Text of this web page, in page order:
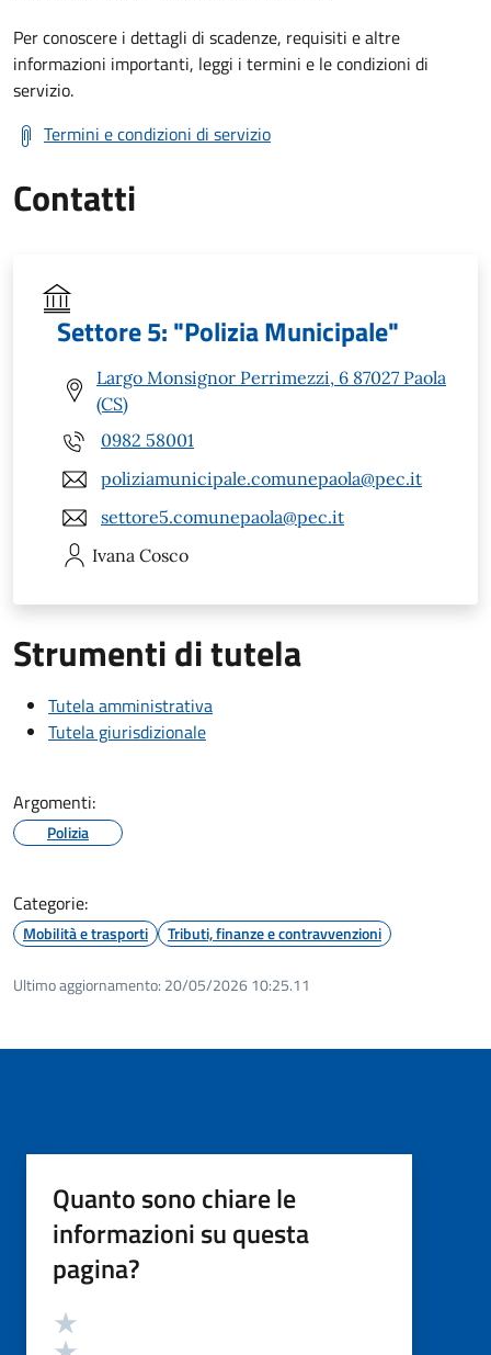
Per conoscere i dettagli di scadenze, requisiti e altre
informazioni importanti, leggi i termini e le condizioni di
servizio.
Termini e condizioni di servizio
Contatti
Settore 5: "Polizia Municipale"
Largo Monsignor Perrimezzi, 6 87027 Paola
(CS)
0982 58001
poliziamunicipale.comunepaola@pec.it
settore5.comunepaola@pec.it
Ivana Cosco
Strumenti di tutela
Tutela amministrativa
Tutela giurisdizionale
Argomenti:
Polizia
Categorie:
Mobilità e trasporti Tributi, finanze e contravvenzioni
Ultimo aggiornamento: 20/05/2026 10:25.11
Quanto sono chiare le
informazioni su questa
pagina?
Valutazione